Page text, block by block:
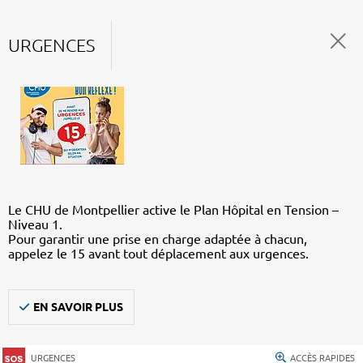
URGENCES
Le CHU de Montpellier active le Plan Hôpital en Tension –
Niveau 1.
Pour garantir une prise en charge adaptée à chacun,
appelez le 15 avant tout déplacement aux urgences.
EN SAVOIR PLUS
URGENCES ACCÈS RAPIDES